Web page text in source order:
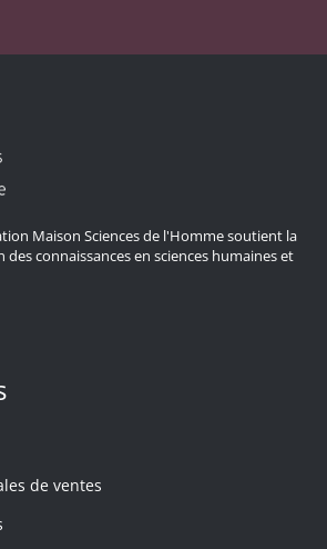
Maison Sciences de l'Homme soutient la
connaissances en sciences humaines et
de ventes